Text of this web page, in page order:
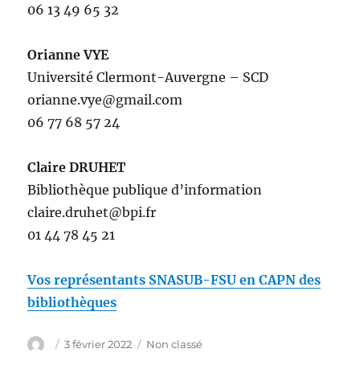
06 13 49 65 32
Orianne VYE
Université Clermont-Auvergne – SCD
orianne.vye@gmail.com
06 77 68 57 24
Claire DRUHET
Bibliothèque publique d’information
claire.druhet@bpi.fr
01 44 78 45 21
Vos représentants SNASUB-FSU en CAPN des
bibliothèques
Auteur
Publié
3 février 2022 Catégories
Non classé